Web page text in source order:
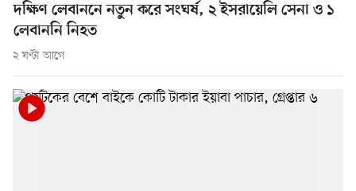
দক্ষিণ লেবাননে নতুন করে সংঘর্ষ, ২ ইসরায়েলি সেনা ও ১
লেবাননি নিহত
২ ঘণ্টা আগে